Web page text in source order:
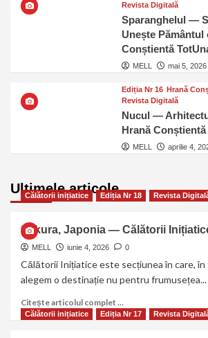
Revista Digitală
Sparanghelul —
Unește Pământul
Conștientă
MELL mai 5, 2026
Ediția Nr 16 Hrană
Revista Digitală
Nucul —
Hrană
MELL aprilie 4,
Ultimele articole
Călătorii inițiatice Ediția Nr 18 Revista
Sakura, Japonia — Călătorii
MELL iunie 4, 2026 0
Călătorii Inițiatice este secțiunea în care, în
alegem o destinație nu pentru frumusețea...
Citește articolul complet ...
Călătorii inițiatice Ediția Nr 17 Revista